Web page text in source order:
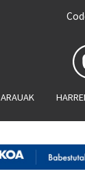
ARAUAK